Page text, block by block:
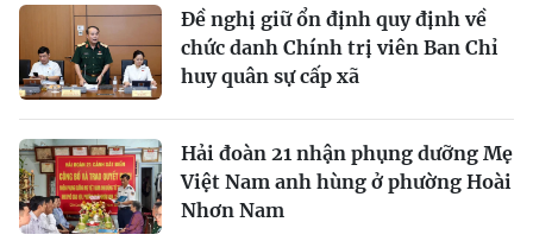
Đề nghị giữ ổn định quy định về
chức danh Chính trị viên Ban Chỉ
huy quân sự cấp xã
Hải đoàn 21 nhận phụng dưỡng Mẹ
Việt Nam anh hùng ở phường Hoài
Nhơn Nam